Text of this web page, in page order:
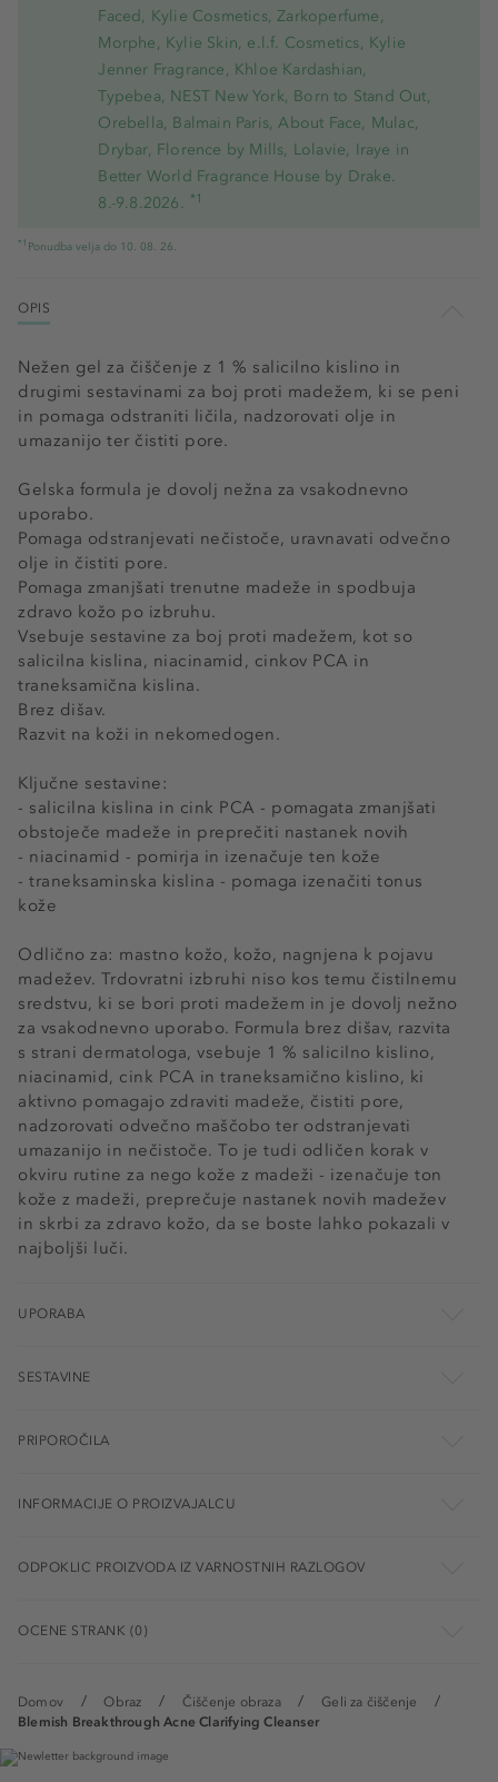
Domov Obraz Čiščenje obraza
Geli za čiščenje
Blemish Breakthrough Acne Clarifying Cleanser
Faced, Kylie Cosmetics, Zarkoperfume,
Morphe, Kylie Skin, e.l.f. Cosmetics, Kylie
Jenner Fragrance, Khloe Kardashian,
Typebea, NEST New York, Born to Stand Out,
Orebella, Balmain Paris, About Face, Mulac,
Drybar, Florence by Mills, Lolavie, Iraye in
Better World Fragrance House by Drake.
8.-9.8.2026. *1
*1 Ponudba velja do 10. 08. 26.
OPIS
Nežen gel za čiščenje z 1 % salicilno kislino in
drugimi sestavinami za boj proti madežem, ki se peni
in pomaga odstraniti ličila, nadzorovati olje in
umazanijo ter čistiti pore.
Gelska formula je dovolj nežna za vsakodnevno
uporabo.
Pomaga odstranjevati nečistoče, uravnavati odvečno
olje in čistiti pore.
Pomaga zmanjšati trenutne madeže in spodbuja
zdravo kožo po izbruhu.
Vsebuje sestavine za boj proti madežem, kot so
salicilna kislina, niacinamid, cinkov PCA in
traneksamična kislina.
Brez dišav.
Razvit na koži in nekomedogen.
Ključne sestavine:
- salicilna kislina in cink PCA - pomagata zmanjšati
obstoječe madeže in preprečiti nastanek novih
- niacinamid - pomirja in izenačuje ten kože
- traneksaminska kislina - pomaga izenačiti tonus
kože
Odlično za: mastno kožo, kožo, nagnjena k pojavu
madežev. Trdovratni izbruhi niso kos temu čistilnemu
sredstvu, ki se bori proti madežem in je dovolj nežno
za vsakodnevno uporabo. Formula brez dišav, razvita
s strani dermatologa, vsebuje 1 % salicilno kislino,
niacinamid, cink PCA in traneksamično kislino, ki
aktivno pomagajo zdraviti madeže, čistiti pore,
nadzorovati odvečno maščobo ter odstranjevati
umazanijo in nečistoče. To je tudi odličen korak v
okviru rutine za nego kože z madeži - izenačuje ton
kože z madeži, preprečuje nastanek novih madežev
in skrbi za zdravo kožo, da se boste lahko pokazali v
najboljši luči.
UPORABA
SESTAVINE
PRIPOROČILA
INFORMACIJE O PROIZVAJALCU
ODPOKLIC PROIZVODA IZ VARNOSTNIH RAZLOGOV
OCENE STRANK (0)